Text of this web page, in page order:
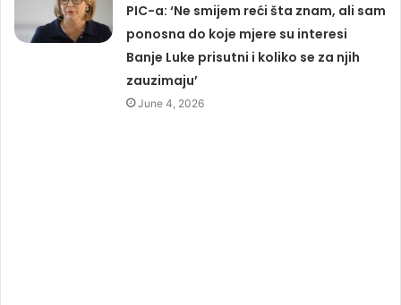
PIC-a: ‘Ne smijem reći šta znam, ali sam
ponosna do koje mjere su interesi
Banje Luke prisutni i koliko se za njih
zauzimaju’
June 4, 2026